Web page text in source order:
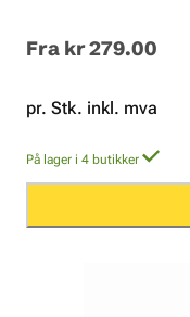
Fra kr 279.00
pr. Stk. inkl. mva
På lager i 4 butikker